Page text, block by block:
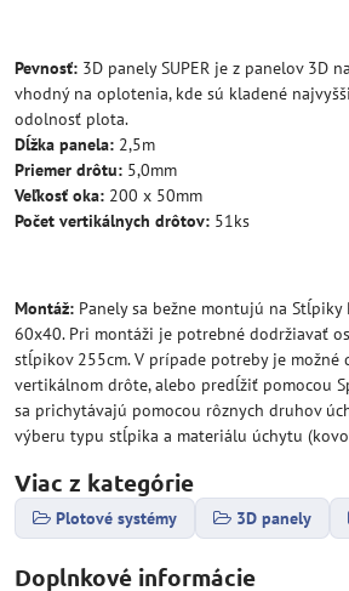
Pevnosť: 3D panely SUPER je z panelov 3D
vhodný na oplotenia, kde sú kladené
odolnosť plota.
Dĺžka panela: 2,5m
Priemer drôtu: 5,0mm
Veľkosť oka: 200 x 50mm
Počet vertikálnych drôtov: 51ks
Montáž: Panely sa bežne montujú na Stĺpiky
60x40. Pri montáži je potrebné dodržiavať
stĺpikov 255cm. V prípade potreby je
vertikálnom drôte, alebo predĺžiť pomocou
sa prichytávajú pomocou rôznych druhov
výberu typu stĺpika a materiálu úchytu
Viac z kategórie
Plotové systémy 3D panely
Doplnkové informácie